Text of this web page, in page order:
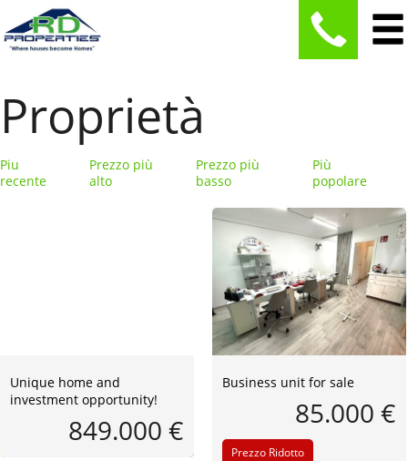
Proprietà
Piu
recente
Prezzo più
alto
Prezzo più
basso
Più
popolare
Unique home and
investment opportunity!
849.000 €
Business unit for sale
85.000 €
Prezzo Ridotto